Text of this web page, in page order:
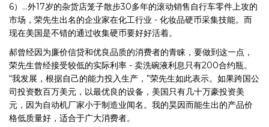
6）...外17岁的杂货店笼子散步30多年的滚动销售自行车零件上攻的
市场，荣先生出名的企业家在化工行业 - 化妆品硬币采集技能。而
现在美国是不错的通过收集硬币要好好活着。
郝曾经因为廉价信贷和优良品质的消费者的青睐，要做到这一点，
荣先生曾经接受较低的实际利率 - 卖洗碗液利息只有200合约瓶。
“我发展，根据自己的能力投入生产，”荣先生如此表示。如果跨国公
司投资数百万美元，以最优良的设备，美国只有几十万豪投资美
元，因为自动机厂家小于制造业闻名。我的昊因而能生出的产品价
格低质量好，适合于广大消费者。